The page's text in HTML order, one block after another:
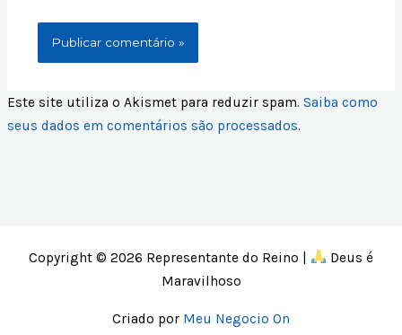
Este site utiliza o Akismet para reduzir spam.Saiba como
seus dados em comentários são processados.
Copyright © 2026 Representante do Reino |
Deus é
Maravilhoso
Criado por Meu Negocio On